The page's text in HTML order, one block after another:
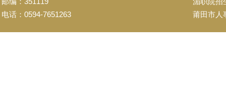
电话：0594-7651263
莆田市人